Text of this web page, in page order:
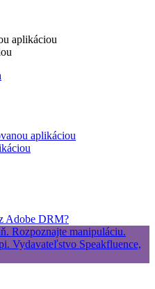
aplikáciou
aplikáciou
Adobe DRM?